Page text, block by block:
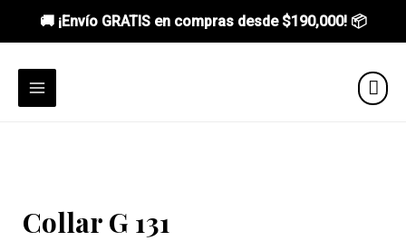
🚚 ¡Envío GRATIS en compras desde $190,000! 📦
MAIN
Collar G 131